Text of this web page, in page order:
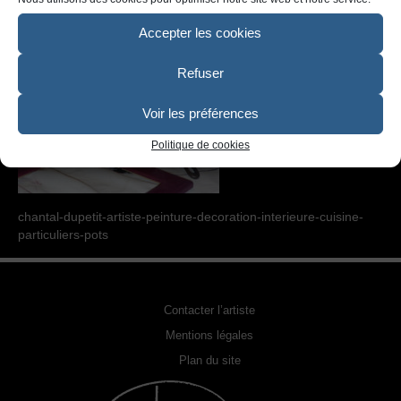
Accepter les cookies
Refuser
Voir les préférences
Politique de cookies
PHOTOGRAPHIE URBEX
RELOOKING FAUTEUILS & MEUBLES
REPRODUCTION DE PHOTO
ACQUÉRIR UNE OEUVRE
EXPOSITIONS
PHOTOS DE L’ARTISTE
LA PRESSE EN PARLE
chantal-dupetit-artiste-peinture-decoration-interieure-cuisine-
particuliers-pots
Contacter l’artiste
Mentions légales
Plan du site